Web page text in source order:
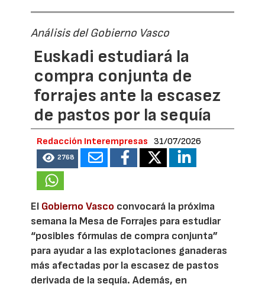
Análisis del Gobierno Vasco
Euskadi estudiará la
compra conjunta de
forrajes ante la escasez
de pastos por la sequía
Redacción Interempresas 31/07/2026
2768
El Gobierno Vasco convocará la próxima
semana la Mesa de Forrajes para estudiar
“posibles fórmulas de compra conjunta”
para ayudar a las explotaciones ganaderas
más afectadas por la escasez de pastos
derivada de la sequía. Además, en